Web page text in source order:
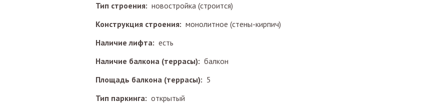
Тип строения: новостройка (строится)
Конструкция строения: монолитное (стены-кирпич)
Наличие лифта: есть
Наличие балкона (террасы): балкон
Площадь балкона (террасы): 5
Тип паркинга: открытый